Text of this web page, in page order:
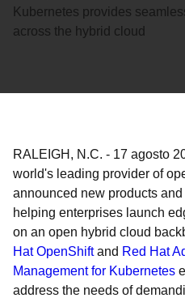
Kubernetes provides
across the hybrid cloud
RALEIGH, N.C. - 17 agosto
world's leading provider of
announced new products
helping enterprises launch
on an open hybrid cloud
Hat OpenShiftand Red Hat
Management for Kubernetes
address the needs of